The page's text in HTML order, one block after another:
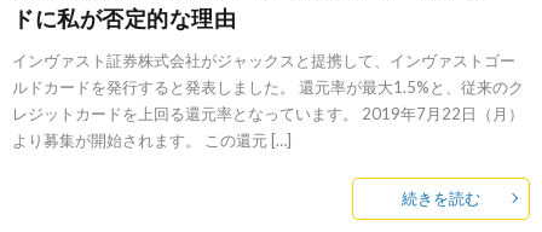
ドに私が否定的な理由
インヴァスト証券株式会社がジャックスと提携して、インヴァストゴー
ルドカードを発行すると発表しました。 還元率が最大1.5%と、従来のク
レジットカードを上回る還元率となっています。 2019年7月22日（月）
より募集が開始されます。 この還元 […]
続きを読む